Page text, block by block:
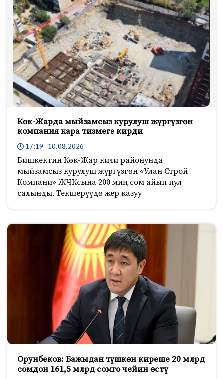
Көк-Жарда мыйзамсыз курулуш жүргүзгөн
компания кара тизмеге кирди
17:19 10.08.2026
Бишкектин Көк-Жар кичи районунда
мыйзамсыз курулуш жүргүзгөн «Улан Строй
Компани» ЖЧКсына 200 миң сом айып пул
салынды. Текшерүүдө жер казуу
Орунбеков: Бажыдан түшкөн киреше 20 млрд
сомдон 161,5 млрд сомго чейин өстү